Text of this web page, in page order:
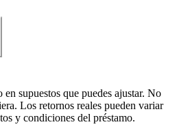
supuestos que puedes ajustar. No
Los retornos reales pueden variar
y condiciones del préstamo.